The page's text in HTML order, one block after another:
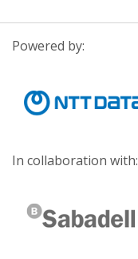
Powered by:
In collaboration with: